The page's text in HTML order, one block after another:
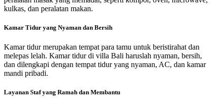
kulkas, dan peralatan makan.
Kamar Tidur yang Nyaman dan Bersih
Kamar tidur merupakan tempat para tamu untuk beristirahat dan
melepas lelah. Kamar tidur di villa Bali haruslah nyaman, bersih,
dan dilengkapi dengan tempat tidur yang nyaman, AC, dan kamar
mandi pribadi.
Layanan Staf yang Ramah dan Membantu